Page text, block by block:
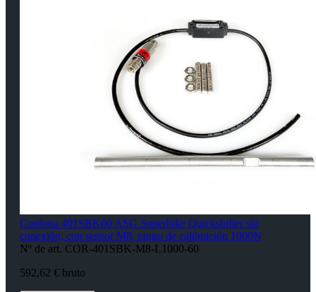
Cordona 401SBK60 ASG Superbike Quickshifter sin
conexión, con sensor M8, rango de calibración 1000N
Nº de art. COR-401SBK-M8-L1000-60
592,62 € bruto